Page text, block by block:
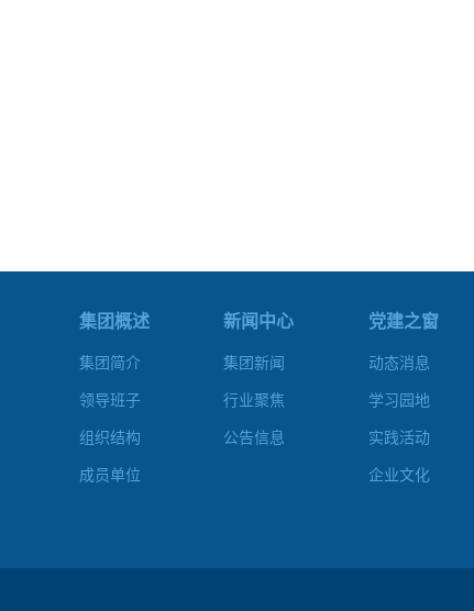
集团概述
集团简介
领导班子
组织结构
成员单位
新闻中心
集团新闻
行业聚焦
公告信息
党建之窗
动态消息
学习园地
实践活动
企业文化